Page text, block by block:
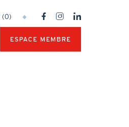
(0)
SOCIAL
NETWORKS
ESPACE MEMBRE